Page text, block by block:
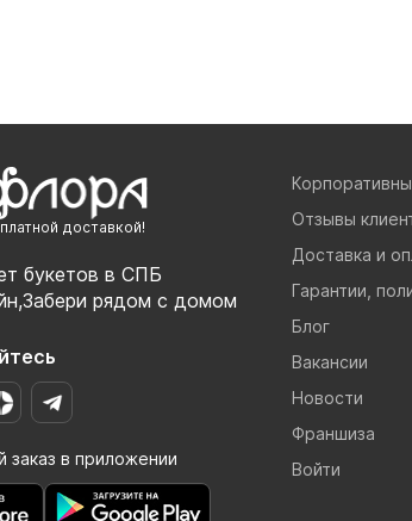
доставкой!
букетов в СПБ
рядом с домом
заказ в приложении
Отзывы
Доставка и
Гарантии,
Блог
Вакансии
Новости
Франшиза
Войти